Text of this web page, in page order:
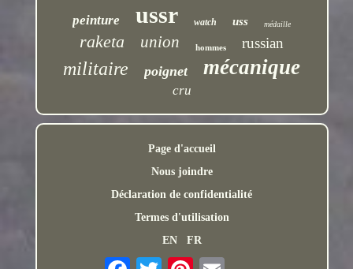
peinture
ussr watch uss médaille
raketa union hommes russian
militaire poignet mécanique
cru
Page d'accueil
Nous joindre
Déclaration de confidentialité
Termes d'utilisation
EN
FR